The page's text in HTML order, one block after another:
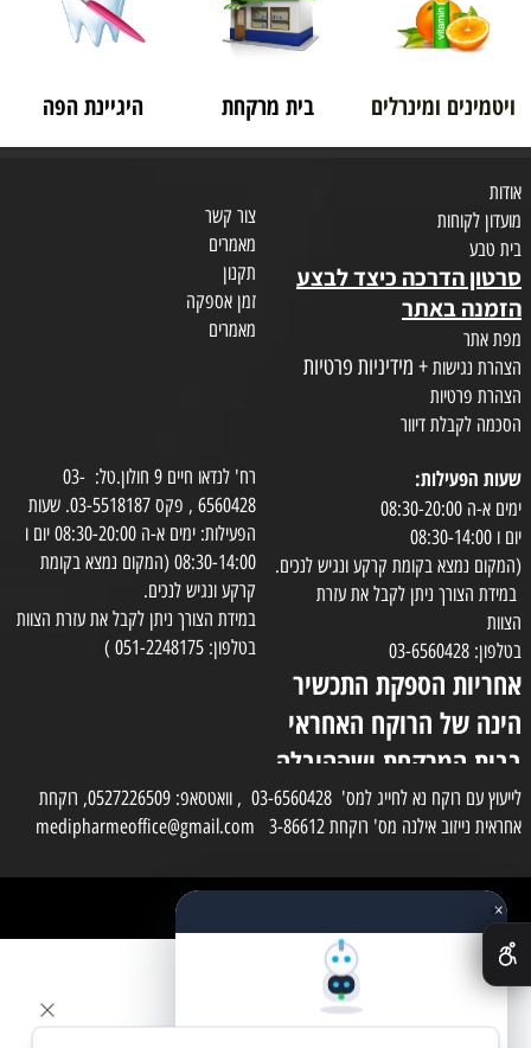
ויטמינים ומינרלים בית מרקחת היגיינת הפה
אודות
מועדון לקוחות
בית טבע
סרטון הדרכה כיצד לבצע
הזמנה באתר
מפת אתר
הצהרת נגישות + מידיניות פרטיות
הצהרת פרטיות
הסכמה לקבלת דיוור
צור קשר
מאמרים
תקנון
זמן אספקה
מאמרים
שעות הפעילות:
ימים א-ה 08:30-20:00
יום ו 08:30-14:00
(המקום נמצא בקומת קרקע ונגיש לנכים.
במידת הצורך ניתן לקבל את עזרת
הצוות
בטלפון: 03-6560428
אחריות הספקת התכשיר
הינה של הרוקח האחראי
בבית המרקחת ושההובלה
בפועל תעשה בעזרת
השליח
רח' לנדאו חיים 9 חולון.טל: 03-
6560428 , פקס 03-5518187. שעות
הפעילות: ימים א-ה 08:30-20:00 יום ו
08:30-14:00 (המקום נמצא בקומת
קרקע ונגיש לנכים.
במידת הצורך ניתן לקבל את עזרת הצוות
בטלפון: 051-2248175 )
לייעוץ עם רוקח נא לחייג למס' 03-6560428 , וואטסאפ: 0527226509, רוקחת
אחראית נייזוב אילנה מס' רוקחת 3-86612 medipharmeoffice@gmail.com
✕×